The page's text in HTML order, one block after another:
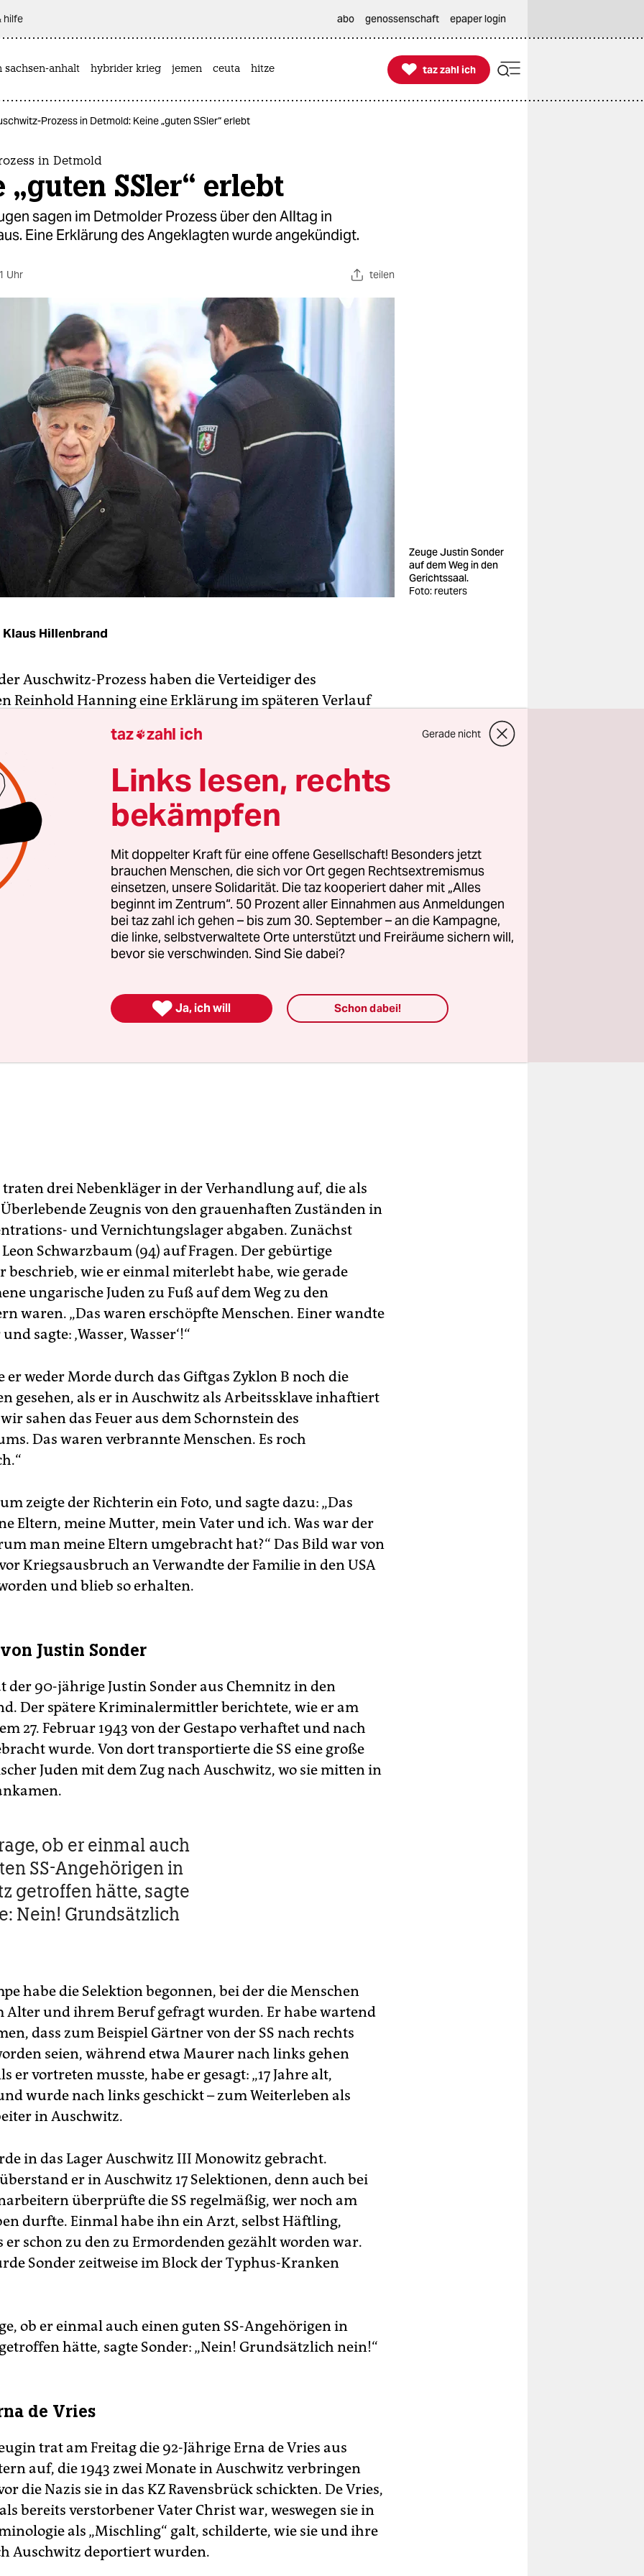
hilfe abo genossenschaft epaper login
sachsen-anhalt hybrider krieg jemen ceuta hitze 
taz zahl ich
taz zahl ich
Prozess in Detmold: Keine „guten SSler“ erlebt
in Detmold
„guten SSler“ erlebt
sagen im Detmolder Prozess über den Alltag in
Eine Erklärung des Angeklagten wurde angekündigt.
Uhr teilen
Zeuge Justin Sonder
auf dem Weg in den
Gerichtssaal.
Foto: reuters
Klaus Hillenbrand
Auschwitz-Prozess haben die Verteidiger des
Reinhold Hanning eine Erklärung im späteren Verlauf
äußern.
SS-Wachmann Hanning, der wegen Beihilfe zum Mord
170.000 Fällen in Auschwitz vor Gericht steht, machte
keine Angaben. Mehr als ein genuscheltes „ich bin
die Frage der Richterin Anke Grudda, wie es ihm denn
war von ihm nicht zu vernehmen. Immerhin verfolgte er
mit deutlich gesteigerten Interesse.
drei Nebenkläger in der Verhandlung auf, die als
Zeugnis von den grauenhaften Zuständen in
und Vernichtungslager abgaben. Zunächst
Schwarzbaum (94) auf Fragen. Der gebürtige
beschrieb, wie er einmal miterlebt habe, wie gerade
ungarische Juden zu Fuß auf dem Weg zu den
waren. „Das waren erschöpfte Menschen. Einer wandte
sagte: ‚Wasser, Wasser‘!“
er weder Morde durch das Giftgas Zyklon B noch die
gesehen, als er in Auschwitz als Arbeitssklave inhaftiert
sahen das Feuer aus dem Schornstein des
Das waren verbrannte Menschen. Es roch
zeigte der Richterin ein Foto, und sagte dazu: „Das
Eltern, meine Mutter, mein Vater und ich. Was war der
man meine Eltern umgebracht hat?“ Das Bild war von
Kriegsausbruch an Verwandte der Familie in den USA
und blieb so erhalten.
Justin Sonder
der 90-jährige Justin Sonder aus Chemnitz in den
Der spätere Kriminalermittler berichtete, wie er am
27. Februar 1943 von der Gestapo verhaftet und nach
wurde. Von dort transportierte die SS eine große
Juden mit dem Zug nach Auschwitz, wo sie mitten in
ob er einmal auch
SS-Angehörigen in
getroffen hätte, sagte
Nein! Grundsätzlich
habe die Selektion begonnen, bei der die Menschen
Alter und ihrem Beruf gefragt wurden. Er habe wartend
dass zum Beispiel Gärtner von der SS nach rechts
seien, während etwa Maurer nach links gehen
er vortreten musste, habe er gesagt: „17 Jahre alt,
wurde nach links geschickt – zum Weiterleben als
in Auschwitz.
in das Lager Auschwitz III Monowitz gebracht.
er in Auschwitz 17 Selektionen, denn auch bei
überprüfte die SS regelmäßig, wer noch am
durfte. Einmal habe ihn ein Arzt, selbst Häftling,
er schon zu den zu Ermordenden gezählt worden war.
Sonder zeitweise im Block der Typhus-Kranken
ob er einmal auch einen guten SS-Angehörigen in
hätte, sagte Sonder: „Nein! Grundsätzlich nein!“
de Vries
trat am Freitag die 92-Jährige Erna de Vries aus
auf, die 1943 zwei Monate in Auschwitz verbringen
die Nazis sie in das KZ Ravensbrück schickten. De Vries,
bereits verstorbener Vater Christ war, weswegen sie in
als „Mischling“ galt, schilderte, wie sie und ihre
Auschwitz deportiert wurden.
taz zahl ich Gerade nicht
Links lesen, rechts
bekämpfen
Mit doppelter Kraft für eine offene Gesellschaft! Besonders jetzt
brauchen Menschen, die sich vor Ort gegen Rechtsextremismus
einsetzen, unsere Solidarität. Die taz kooperiert daher mit „Alles
beginnt im Zentrum“. 50 Prozent aller Einnahmen aus Anmeldungen
bei taz zahl ich gehen – bis zum 30. September – an die Kampagne,
die linke, selbstverwaltete Orte unterstützt und Freiräume sichern will,
bevor sie verschwinden. Sind Sie dabei?
 Ja, ich will Schon dabei!